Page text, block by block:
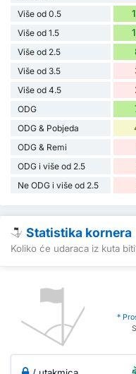
Više od 0.5
Više od 1.5
Više od 2.5
Više od 3.5
Više od 4.5
ODG
ODG & Pobjeda
ODG & Remi
ODG i više od 2.5
Ne ODG i više od 2.5
Statistika kornera
Koliko će udaraca iz kuta
*